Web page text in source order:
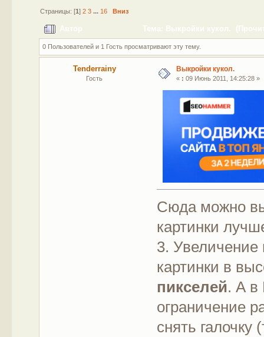
Страницы: [1 ] 2 3 ... 16 Вниз
Автор Тема: Выкройки кукол.
0 Пользователей и 1 Гость просматривают эту тему.
Tenderrainy
Гость
Выкройки кукол.
« : 09 Июнь 2011, 14:25:28 »
Сюда можно
картинки
3.
картинки в
пикселей. А в
ограничение
снять